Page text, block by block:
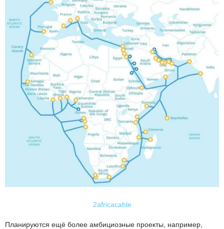
2africacable
Планируются ещё более амбициозные проекты, например,